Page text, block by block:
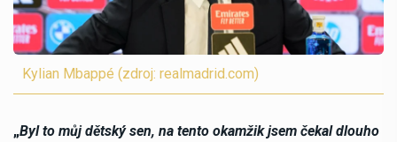
Kylian Mbappé (zdroj: realmadrid.com)
„Byl to můj dětský sen, na tento okamžik jsem čekal dlouho